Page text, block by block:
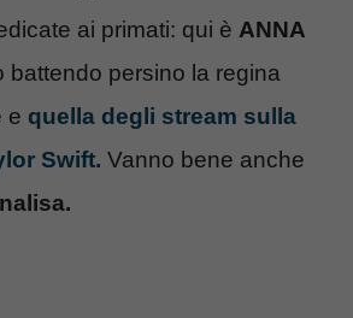
ai primati: qui è ANNA
battendo persino la regina
e quella degli stream sulla
Swift. Vanno bene anche